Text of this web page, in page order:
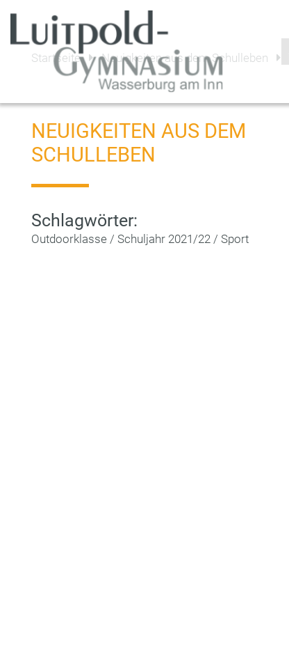
Startseite Neuigkeiten aus dem Schulleben
NEUIGKEITEN AUS DEM
SCHULLEBEN
Schlagwörter:
Outdoorklasse / Schuljahr 2021/22 / Sport